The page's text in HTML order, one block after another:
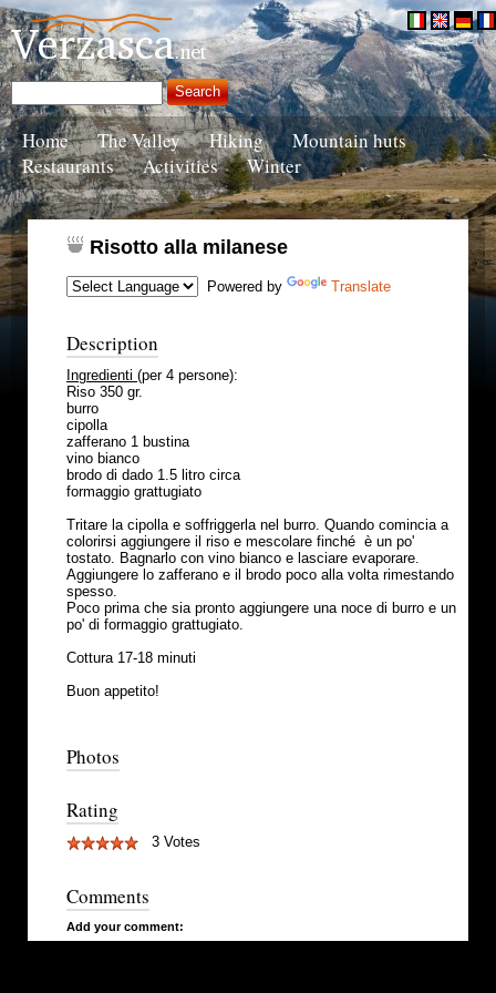
Home The Valley Hiking
Mountain huts
Restaurants
Activities Winter
Risotto alla milanese
Powered by Translate
Description
Ingredienti (per 4 persone):
Riso 350 gr.
burro
cipolla
zafferano 1 bustina
vino bianco
brodo di dado 1.5 litro circa
formaggio grattugiato
Tritare la cipolla e soffriggerla nel burro. Quando comincia a
colorirsi aggiungere il riso e mescolare finché è un po'
tostato. Bagnarlo con vino bianco e lasciare evaporare.
Aggiungere lo zafferano e il brodo poco alla volta rimestando
spesso.
Poco prima che sia pronto aggiungere una noce di burro e un
po' di formaggio grattugiato.
Cottura 17-18 minuti
Buon appetito!
Photos
Rating
3 Votes
Comments
Add your comment: